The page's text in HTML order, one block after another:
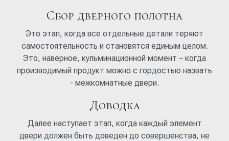
Сбор дверного полотна
Это этап, когда все отдельные детали теряют
самостоятельность и становятся единым целом.
Это, наверное, кульминационной момент – когда
производимый продукт можно с гордостью назвать
- межкомнатные двери.
Доводка
Далее наступает этап, когда каждый элемент
двери должен быть доведен до совершенства, не